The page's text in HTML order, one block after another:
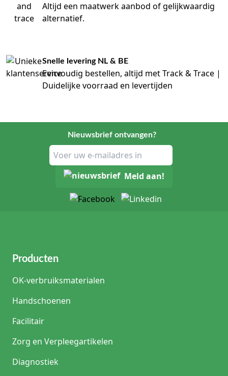
Altijd een maatwerk aanbod of gelijkwaardig
alternatief.
Snelle levering NL & BE
Eenvoudig bestellen, altijd met Track & Trace |
Duidelijke voorraad en levertijden
Nieuwsbrief ontvangen?
Meld aan!
Producten
OK-verbruiksmaterialen
Handschoenen
Facilitair
Zorg en Verpleegartikelen
Diagnostiek